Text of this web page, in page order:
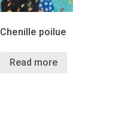
Chenille poilue
Read more